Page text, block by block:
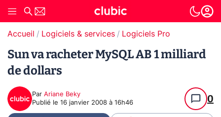
Accueil Logiciels & services Logiciels Pro
Sun va racheter MySQL AB 1 milliard
de dollars
Par Ariane Beky
Publié le 16 janvier 2008 à 16h46 0